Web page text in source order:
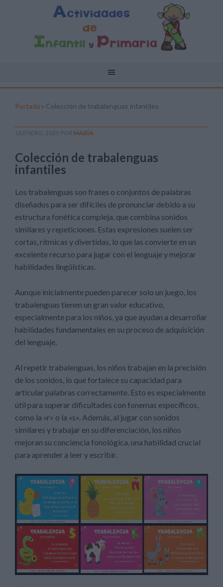
Portada » Colección de trabalenguas infantiles
18 ENERO, 2025 POR MARÍA
Colección de trabalenguas
infantiles
Los trabalenguas son frases o conjuntos de palabras
diseñados para ser difíciles de pronunciar debido a su
estructura fonética compleja, que combina sonidos
similares y repeticiones. Estas expresiones suelen ser
cortas, rítmicas y divertidas, lo que las convierte en un
excelente recurso para jugar con el lenguaje y mejorar
habilidades lingüísticas.
Aunque inicialmente pueden parecer solo un juego, los
trabalenguas tienen un gran valor educativo,
especialmente para los niños, ya que ayudan a desarrollar
habilidades fundamentales en su proceso de adquisición
del lenguaje.
Al repetir trabalenguas, los niños trabajan en la precisión
de los sonidos, lo que fortalece su capacidad para
articular palabras correctamente. Esto es especialmente
útil para superar dificultades con fonemas específicos,
como la «r» o la «s». Además, al jugar con sonidos
similares y trabajar en su diferenciación, los niños
mejoran su conciencia fonológica, una habilidad crucial
para aprender a leer y escribir.